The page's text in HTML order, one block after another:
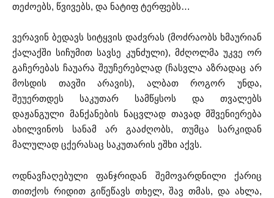
თეძოებს, წვივებს, და ნატიფ ტერფებს…
ვერავინ ბედავს სიტყვის დაძვრას (მოძრაობს ხმაურიან
ქალაქში სიჩუმით სავსე კუნძული), მძღოლმა უკვე ორ
გაჩერებას ჩაუარა შეუჩერებლად (ჩასვლა აზრადაც არ
მოსდის თავში არავის), ალბათ როგორ უნდა,
შეუერთდეს საკუთარ სამწყსოს და თვალებს
დაჟანგული მანქანების ნაცვლად თავად მშვენიერება
ახილვინოს სანამ არ გააძღობს, თუმცა სარკიდან
მალულად ცქერასაც საკუთარის ეშხი აქვს.
ოდნავჩაღებული ფანჯრიდან შემოვარდნილი ქარიც
თითქოს რიდით გიწეწავს თხელ, შავ თმას, და ახლა,